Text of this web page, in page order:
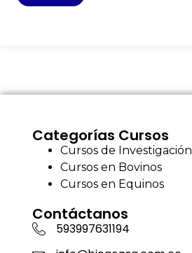
Categorías Cursos
Cursos de Investigación
Cursos en Bovinos
Cursos en Equinos
Contáctanos
593997631194